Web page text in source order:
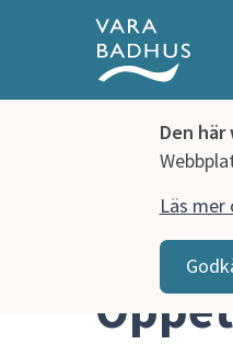
Den
Läs mer
Vara badhus